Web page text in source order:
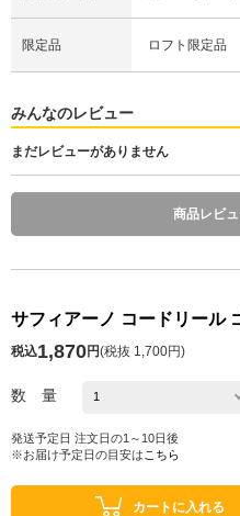
限定品 ロフト限定品
みんなのレビュー
まだレビューがありません
商品レビ
サフィアーノ コードリール
税込1,870円(税抜 1,700円)
数 量
発送予定日 注文日の1～10日後
※お届け予定日の目安は こちら
カートに入れる